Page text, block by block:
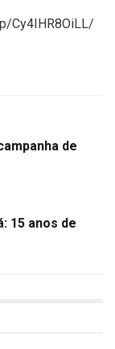
Cy4IHR8OiLL/
de
15 anos de